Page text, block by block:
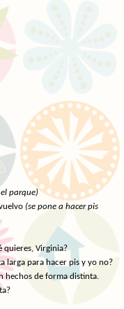
parque)
(se pone a hacer pis
quieres, Virginia?
larga para hacer pis y yo no?
hechos de forma distinta.